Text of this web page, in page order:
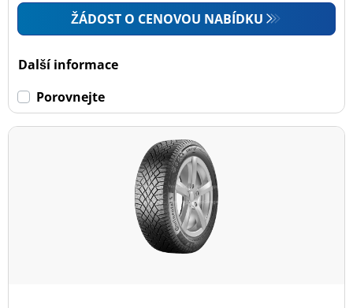
ŽÁDOST O CENOVOU NABÍDKU
Další informace
Porovnejte